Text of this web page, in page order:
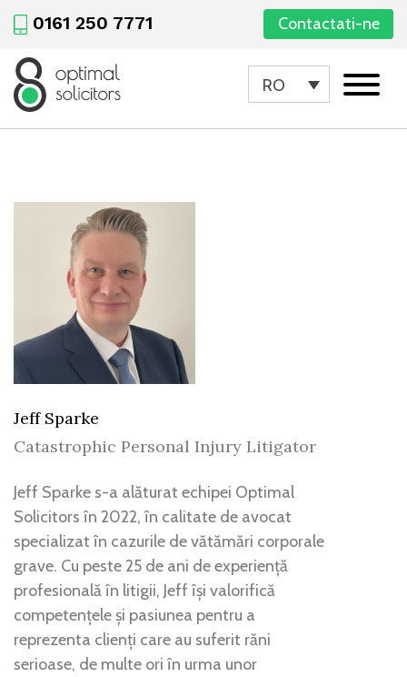
0161 250 7771 Contactati-ne
RO
Jeff Sparke
Catastrophic Personal Injury Litigator
Jeff Sparke s-a alăturat echipei Optimal
Solicitors în 2022, în calitate de avocat
specializat în cazurile de vătămări corporale
grave. Cu peste 25 de ani de experiență
profesională în litigii, Jeff își valorifică
competențele și pasiunea pentru a
reprezenta clienți care au suferit răni
serioase, de multe ori în urma unor